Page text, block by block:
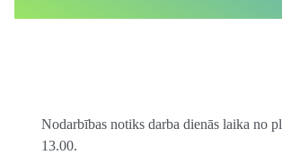
Nodarbības notiks darba dienās laika no
13.00.